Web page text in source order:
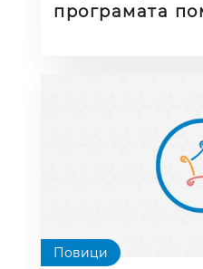
програмата
личниот и
Повици